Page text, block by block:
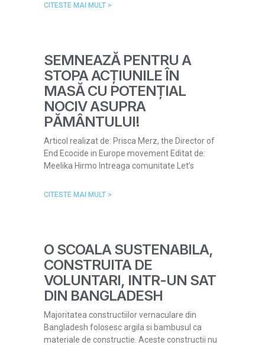
CITESTE MAI MULT >
SEMNEAZĂ PENTRU A
STOPA ACȚIUNILE ÎN
MASĂ CU POTENȚIAL
NOCIV ASUPRA
PĂMÂNTULUI!
Articol realizat de: Prisca Merz, the Director of
End Ecocide in Europe movement Editat de:
Meelika Hirmo Intreaga comunitate Let’s
CITESTE MAI MULT >
O SCOALA SUSTENABILA,
CONSTRUITA DE
VOLUNTARI, INTR-UN SAT
DIN BANGLADESH
Majoritatea constructiilor vernaculare din
Bangladesh folosesc argila si bambusul ca
materiale de constructie. Aceste constructii nu